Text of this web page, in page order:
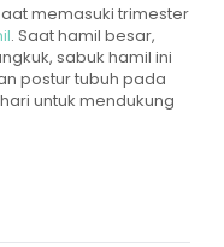
memasuki trimester
. Saat hamil besar,
sabuk hamil ini
postur tubuh pada
untuk mendukung